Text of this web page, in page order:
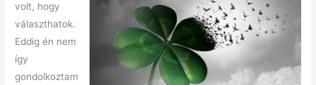
volt, hogy
választhatok.
Eddig én nem
így
gondolkoztam